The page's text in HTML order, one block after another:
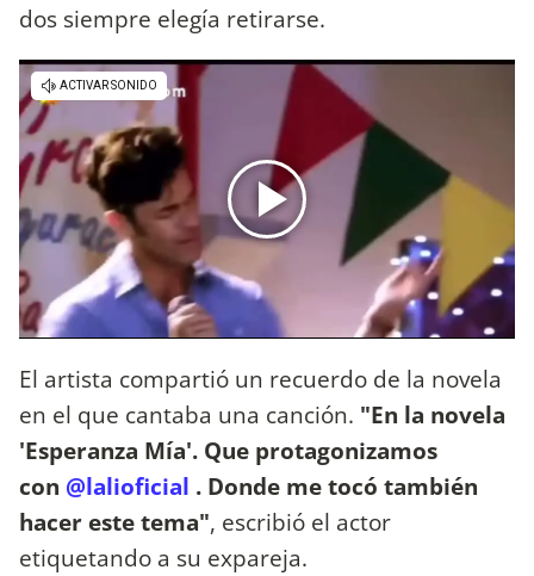
dos siempre elegía retirarse.
El artista compartió un recuerdo de la novela
en el que cantaba una canción. "En la novela
'Esperanza Mía'. Que protagonizamos
con @lalioficial . Donde me tocó también
hacer este tema", escribió el actor
etiquetando a su expareja.